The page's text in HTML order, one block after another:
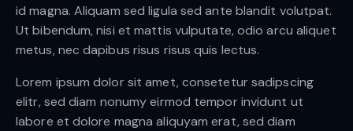
id magna. Aliquam sed ligula sed ante blandit volutpat.
Ut bibendum, nisi et mattis vulputate, odio arcu aliquet
metus, nec dapibus risus risus quis lectus.
Lorem ipsum dolor sit amet, consetetur sadipscing
elitr, sed diam nonumy eirmod tempor invidunt ut
labore et dolore magna aliquyam erat, sed diam